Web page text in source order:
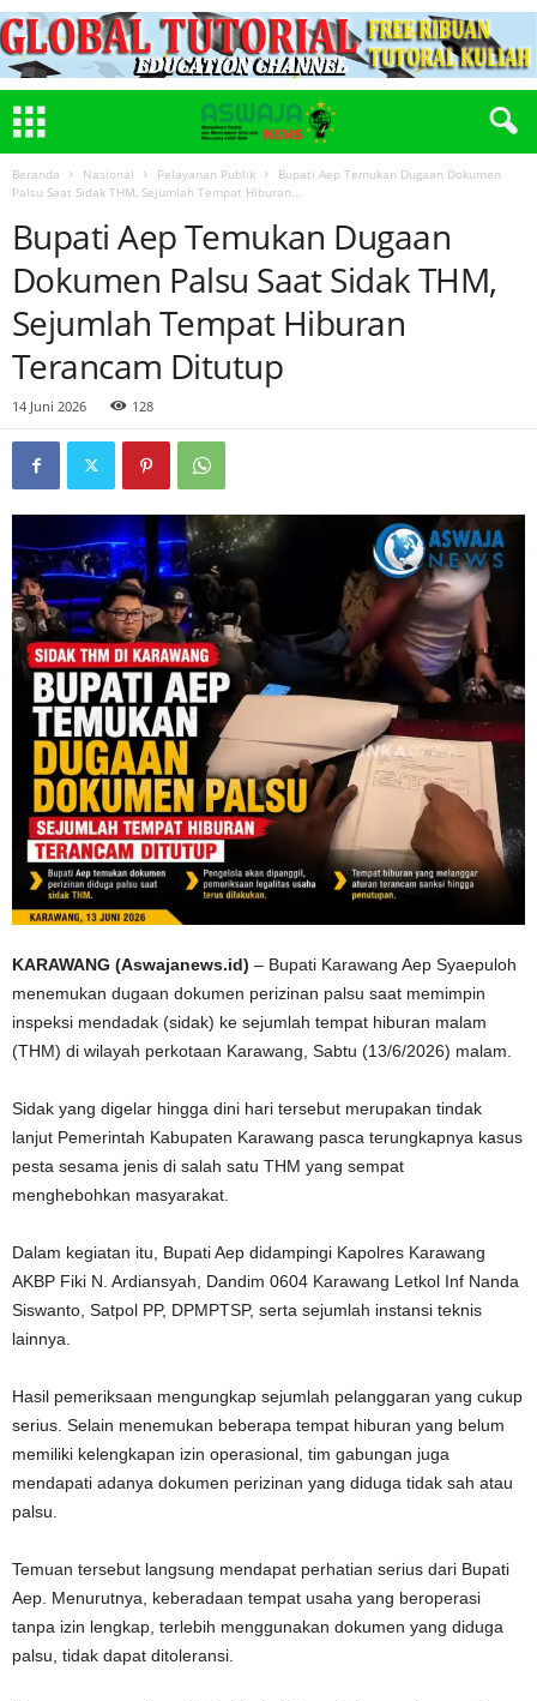
Beranda Nasional Pelayanan Publik
Bupati Aep Temukan Dugaan Dokumen
Palsu Saat Sidak THM, Sejumlah Tempat Hiburan...
Bupati Aep Temukan Dugaan
Dokumen Palsu Saat Sidak THM,
Sejumlah Tempat Hiburan
Terancam Ditutup
14 Juni 2026 128
KARAWANG (Aswajanews.id) – Bupati Karawang Aep Syaepuloh
menemukan dugaan dokumen perizinan palsu saat memimpin
inspeksi mendadak (sidak) ke sejumlah tempat hiburan malam
(THM) di wilayah perkotaan Karawang, Sabtu (13/6/2026) malam.
Sidak yang digelar hingga dini hari tersebut merupakan tindak
lanjut Pemerintah Kabupaten Karawang pasca terungkapnya kasus
pesta sesama jenis di salah satu THM yang sempat
menghebohkan masyarakat.
Dalam kegiatan itu, Bupati Aep didampingi Kapolres Karawang
AKBP Fiki N. Ardiansyah, Dandim 0604 Karawang Letkol Inf Nanda
Siswanto, Satpol PP, DPMPTSP, serta sejumlah instansi teknis
lainnya.
Hasil pemeriksaan mengungkap sejumlah pelanggaran yang cukup
serius. Selain menemukan beberapa tempat hiburan yang belum
memiliki kelengkapan izin operasional, tim gabungan juga
mendapati adanya dokumen perizinan yang diduga tidak sah atau
palsu.
Temuan tersebut langsung mendapat perhatian serius dari Bupati
Aep. Menurutnya, keberadaan tempat usaha yang beroperasi
tanpa izin lengkap, terlebih menggunakan dokumen yang diduga
palsu, tidak dapat ditoleransi.